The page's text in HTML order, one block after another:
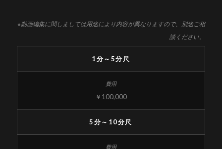
※動画編集に関しましては用途により内容が異なりますので、別途ご相
談ください。
1分～5分尺
￥100,000
5分～10分尺